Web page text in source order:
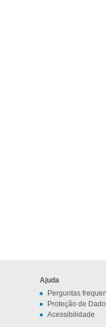
Ajuda
Perguntas
Proteção de
Acessibilidade